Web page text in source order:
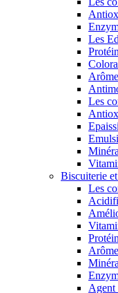
Les
Les
Biscuiterie
Les
Arôme
Agent